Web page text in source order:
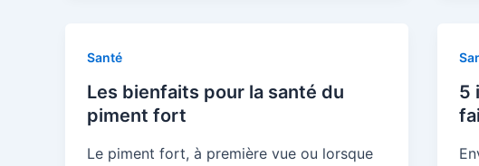
Santé
Les bienfaits pour la santé du
piment fort
Le piment fort, à première vue ou lorsque
5